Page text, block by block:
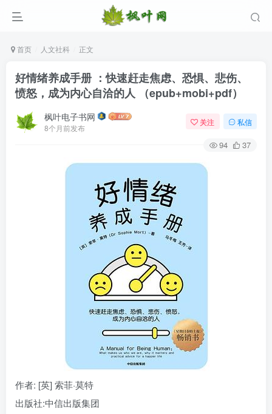
首页 人文社科 正文
好情绪养成手册 ：快速赶走焦虑、恐惧、悲伤、
愤怒，成为内心自洽的人 （epub+mobi+pdf）
枫叶电子书网
8个月前发布
关注 私信
94 37
作者: [英] 索菲·莫特
出版社:中信出版集团
没有账号？立即注册
用户名/手机号/邮箱
记住登录 找回密码|
登录
社交账号登录